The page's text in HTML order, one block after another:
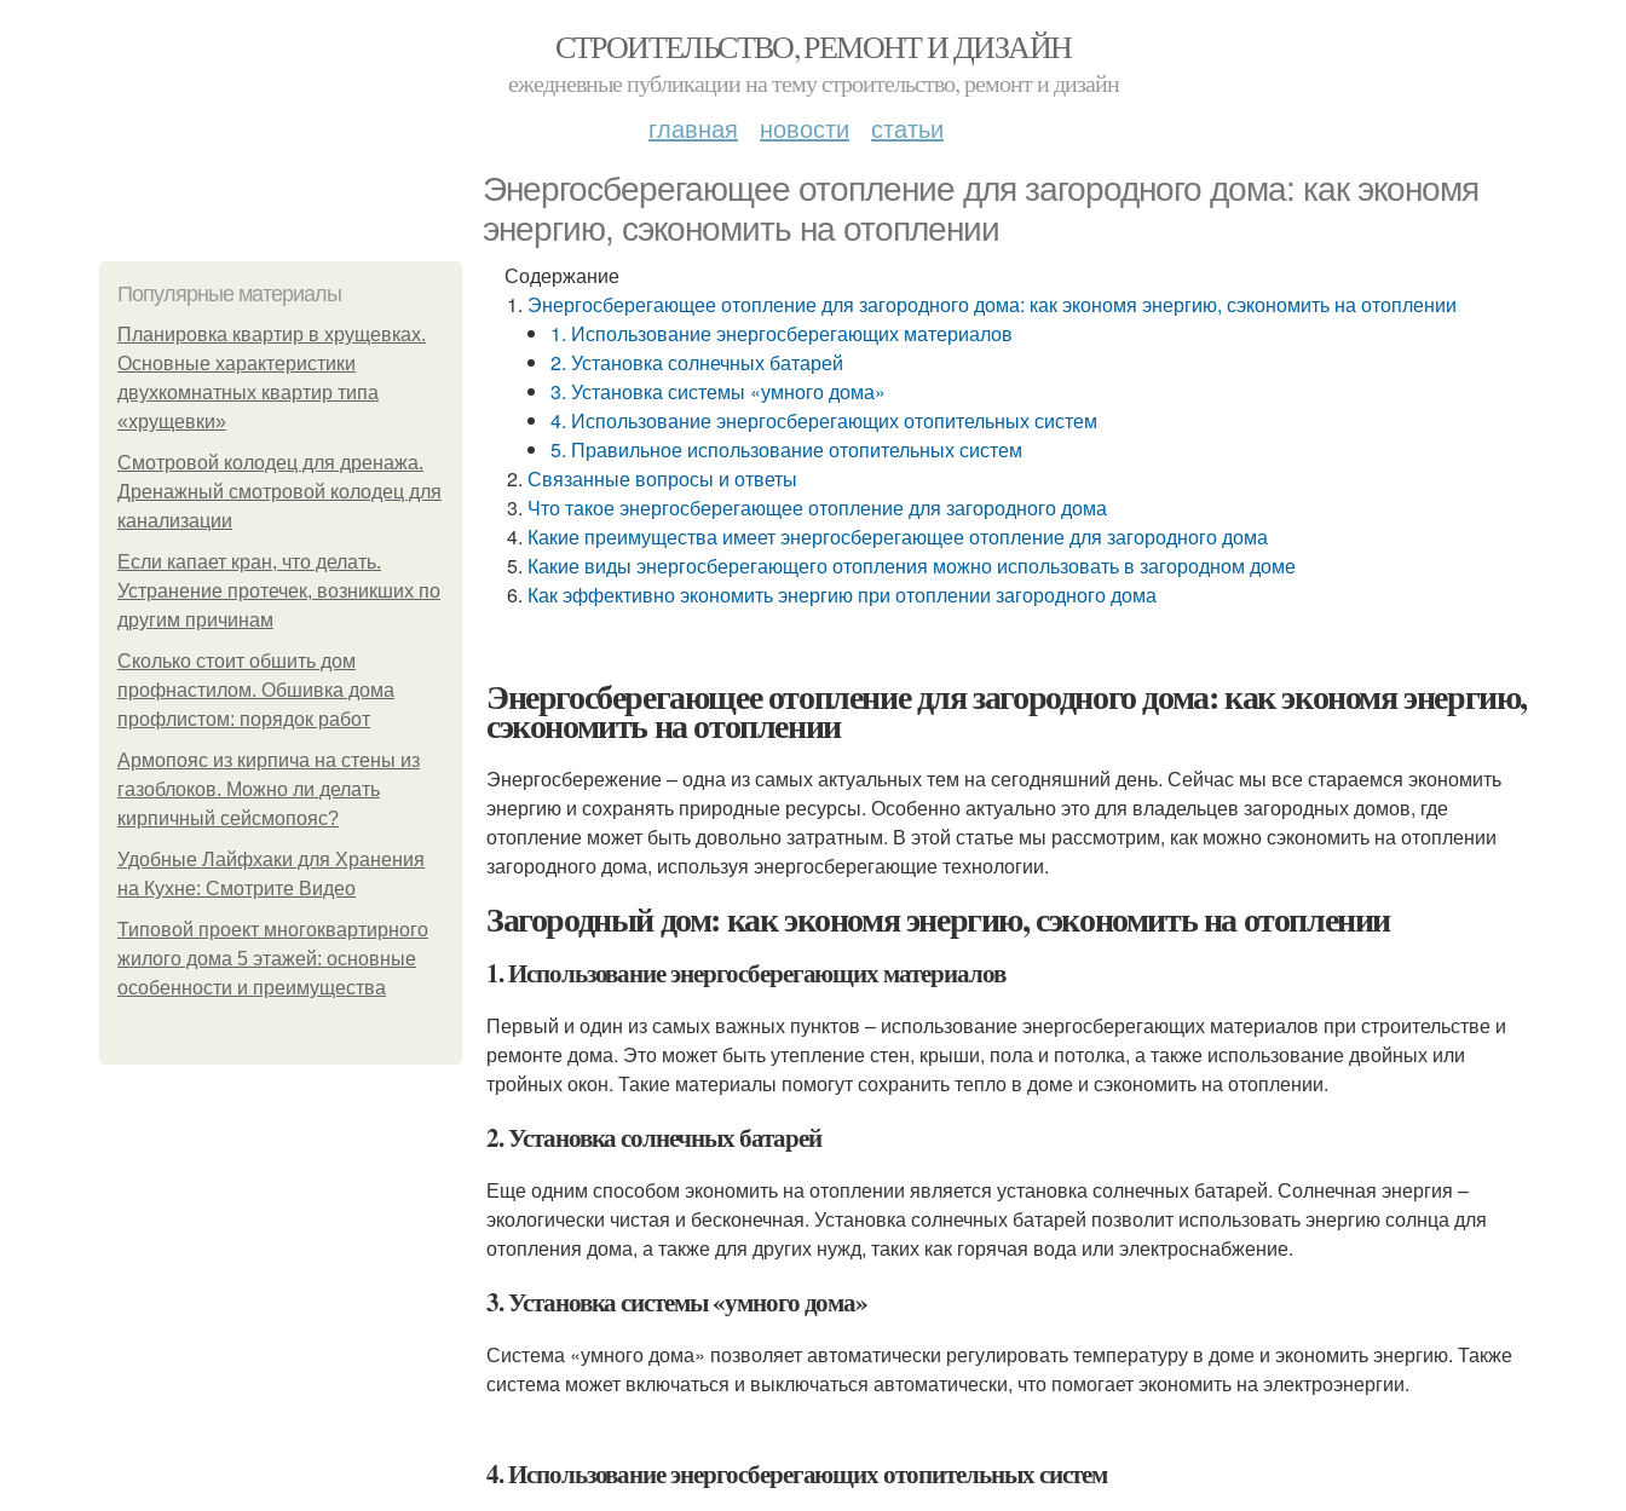
СТРОИТЕЛЬСТВО, РЕМОНТ И ДИЗАЙН
ежедневные публикации на тему строительство, ремонт и дизайн
главная новости статьи
Энергосберегающее отопление для загородного дома: как экономя
энергию, сэкономить на отоплении
Популярные материалы
Планировка квартир в хрущевках.
Основные характеристики
двухкомнатных квартир типа
«хрущевки»
Смотровой колодец для дренажа.
Дренажный смотровой колодец для
канализации
Если капает кран, что делать.
Устранение протечек, возникших по
другим причинам
Сколько стоит обшить дом
профнастилом. Обшивка дома
профлистом: порядок работ
Армопояс из кирпича на стены из
газоблоков. Можно ли делать
кирпичный сейсмопояс?
Удобные Лайфхаки для Хранения
на Кухне: Смотрите Видео
Типовой проект многоквартирного
жилого дома 5 этажей: основные
особенности и преимущества
Содержание
Энергосберегающее отопление для загородного дома: как экономя энергию, сэкономить на отоплении
1. Использование энергосберегающих материалов
2. Установка солнечных батарей
3. Установка системы «умного дома»
4. Использование энергосберегающих отопительных систем
5. Правильное использование отопительных систем
Связанные вопросы и ответы
Что такое энергосберегающее отопление для загородного дома
Какие преимущества имеет энергосберегающее отопление для загородного дома
Какие виды энергосберегающего отопления можно использовать в загородном доме
Как эффективно экономить энергию при отоплении загородного дома
Энергосберегающее отопление для загородного дома: как экономя энергию,
сэкономить на отоплении
Энергосбережение – одна из самых актуальных тем на сегодняшний день. Сейчас мы все стараемся экономить
энергию и сохранять природные ресурсы. Особенно актуально это для владельцев загородных домов, где
отопление может быть довольно затратным. В этой статье мы рассмотрим, как можно сэкономить на отоплении
загородного дома, используя энергосберегающие технологии.
Загородный дом: как экономя энергию, сэкономить на отоплении
1. Использование энергосберегающих материалов
Первый и один из самых важных пунктов – использование энергосберегающих материалов при строительстве и
ремонте дома. Это может быть утепление стен, крыши, пола и потолка, а также использование двойных или
тройных окон. Такие материалы помогут сохранить тепло в доме и сэкономить на отоплении.
2. Установка солнечных батарей
Еще одним способом экономить на отоплении является установка солнечных батарей. Солнечная энергия –
экологически чистая и бесконечная. Установка солнечных батарей позволит использовать энергию солнца для
отопления дома, а также для других нужд, таких как горячая вода или электроснабжение.
3. Установка системы «умного дома»
Система «умного дома» позволяет автоматически регулировать температуру в доме и экономить энергию. Также
система может включаться и выключаться автоматически, что помогает экономить на электроэнергии.
4. Использование энергосберегающих отопительных систем